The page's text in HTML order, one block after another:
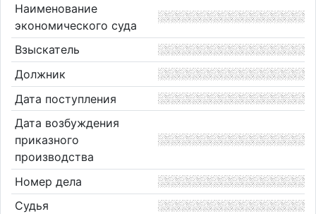
Наименование
экономического суда
Взыскатель
Должник
Дата поступления
Дата возбуждения
приказного
производства
Номер дела
Судья